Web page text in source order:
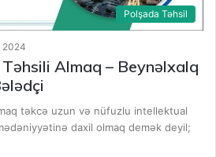
Polşada Təhsil
2024
Almaq – Beynəlxalq
təkcə uzun və nüfuzlu intellektual
daxil olmaq demək deyil;